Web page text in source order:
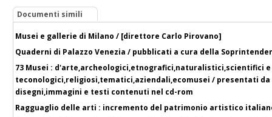
Documenti simili
Musei e gallerie di Milano / [direttore Carlo Pirovano]
Quaderni di Palazzo Venezia / pubblicati a cura della
73 Musei : d'arte,archeologici,etnografici,naturalistici,scientifici e
teconologici,religiosi,tematici,aziendali,ecomusei / presentati
disegni,immagini e testi contenuti nel cd-rom
Ragguaglio delle arti : incremento del patrimonio artistico